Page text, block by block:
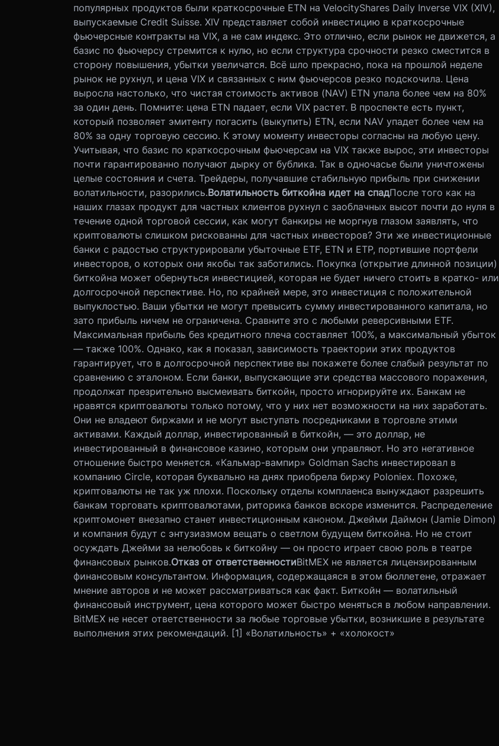
популярных продуктов были краткосрочные ETN на VelocityShares Daily Inverse VIX (XIV),
выпускаемые Credit Suisse. XIV представляет собой инвестицию в краткосрочные
фьючерсные контракты на VIX, а не сам индекс. Это отлично, если рынок не движется, а
базис по фьючерсу стремится к нулю, но если структура срочности резко сместится в
сторону повышения, убытки увеличатся. Всё шло прекрасно, пока на прошлой неделе
рынок не рухнул, и цена VIX и связанных с ним фьючерсов резко подскочила. Цена
выросла настолько, что чистая стоимость активов (NAV) ETN упала более чем на 80%
за один день. Помните: цена ETN падает, если VIX растет. В проспекте есть пункт,
который позволяет эмитенту погасить (выкупить) ETN, если NAV упадет более чем на
80% за одну торговую сессию. К этому моменту инвесторы согласны на любую цену.
Учитывая, что базис по краткосрочным фьючерсам на VIX также вырос, эти инвесторы
почти гарантированно получают дырку от бублика. Так в одночасье были уничтожены
целые состояния и счета. Трейдеры, получавшие стабильную прибыль при снижении
волатильности, разорились.Волатильность биткойна идет на спадПосле того как на
наших глазах продукт для частных клиентов рухнул с заоблачных высот почти до нуля в
течение одной торговой сессии, как могут банкиры не моргнув глазом заявлять, что
криптовалюты слишком рискованны для частных инвесторов? Эти же инвестиционные
банки с радостью структурировали убыточные ETF, ETN и ETP, портившие портфели
инвесторов, о которых они якобы так заботились. Покупка (открытие длинной позиции)
биткойна может обернуться инвестицией, которая не будет ничего стоить в кратко- или
долгосрочной перспективе. Но, по крайней мере, это инвестиция с положительной
выпуклостью. Ваши убытки не могут превысить сумму инвестированного капитала, но
зато прибыль ничем не ограничена. Сравните это с любыми реверсивными ETF.
Максимальная прибыль без кредитного плеча составляет 100%, а максимальный убыток
— также 100%. Однако, как я показал, зависимость траектории этих продуктов
гарантирует, что в долгосрочной перспективе вы покажете более слабый результат по
сравнению с эталоном. Если банки, выпускающие эти средства массового поражения,
продолжат презрительно высмеивать биткойн, просто игнорируйте их. Банкам не
нравятся криптовалюты только потому, что у них нет возможности на них заработать.
Они не владеют биржами и не могут выступать посредниками в торговле этими
активами. Каждый доллар, инвестированный в биткойн, — это доллар, не
инвестированный в финансовое казино, которым они управляют. Но это негативное
отношение быстро меняется. «Кальмар-вампир» Goldman Sachs инвестировал в
компанию Circle, которая буквально на днях приобрела биржу Poloniex. Похоже,
криптовалюты не так уж плохи. Поскольку отделы комплаенса вынуждают разрешить
банкам торговать криптовалютами, риторика банков вскоре изменится. Распределение
криптомонет внезапно станет инвестиционным каноном. Джейми Даймон (Jamie Dimon)
и компания будут с энтузиазмом вещать о светлом будущем биткойна. Но не стоит
осуждать Джейми за нелюбовь к биткойну — он просто играет свою роль в театре
финансовых рынков.Отказ от ответственностиBitMEX не является лицензированным
финансовым консультантом. Информация, содержащаяся в этом бюллетене, отражает
мнение авторов и не может рассматриваться как факт. Биткойн — волатильный
финансовый инструмент, цена которого может быстро меняться в любом направлении.
BitMEX не несет ответственности за любые торговые убытки, возникшие в результате
выполнения этих рекомендаций. [1] «Волатильность» + «холокост»